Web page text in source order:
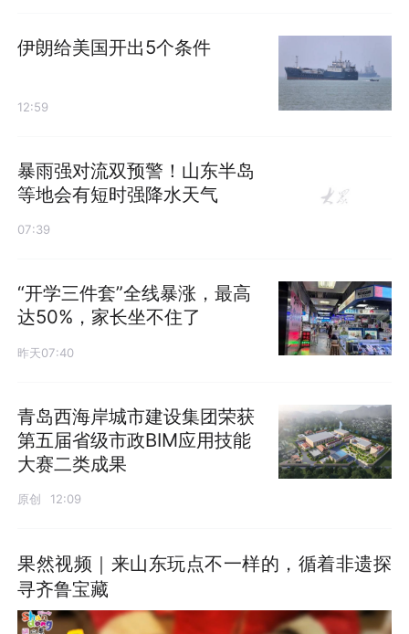
伊朗给美国开出5个条件
12:59
暴雨强对流双预警！山东半岛
等地会有短时强降水天气
07:39
“开学三件套”全线暴涨，最高
达50%，家长坐不住了
昨天07:40
青岛西海岸城市建设集团荣获
第五届省级市政BIM应用技能
大赛二类成果
原创 12:09
果然视频｜来山东玩点不一样的，循着非遗探
寻齐鲁宝藏